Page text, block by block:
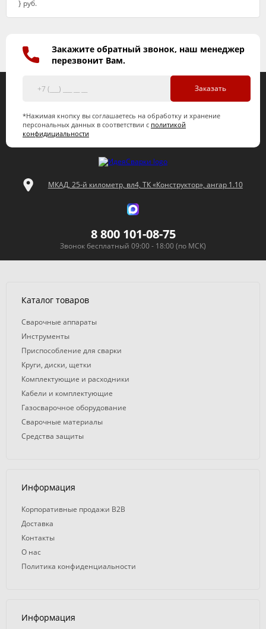
Закажите обратный звонок, наш менеджер
перезвонит Вам.
Заказать
*Нажимая кнопку вы соглашаетесь на обработку и хранение
персональных данных в соответствии с политикой
конфидициальности
МКАД, 25-й километр, вл4, ТК «Конструктор», ангар 1.10
8 800 101-08-75
Звонок бесплатный 09:00 - 18:00 (по МСК)
Каталог товаров
Сварочные аппараты
Инструменты
Приспособление для сварки
Круги, диски, щетки
Комплектующие и расходники
Кабели и комплектующие
Газосварочное оборудование
Сварочные материалы
Средства защиты
Информация
Корпоративные продажи B2B
Доставка
Контакты
О нас
Политика конфиденциальности
Информация